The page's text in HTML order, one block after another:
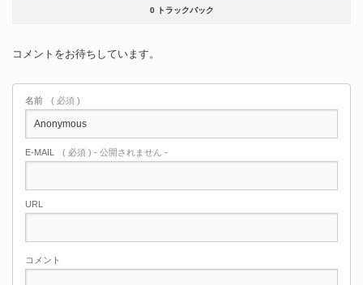
0 トラックバック
コメントをお待ちしています。
名前 ( 必須 )
E-MAIL ( 必須 ) - 公開されません -
URL
コメント